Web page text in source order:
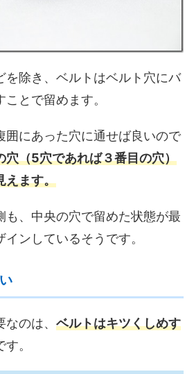
を除き、ベルトはベルト穴にバ
とで留めます。
囲にあった穴に通せば良いので
穴（5穴であれば３番目の穴）
えます。
も、中央の穴で留めた状態が最
ンしているそうです。
のは、 ベルトはキツくしめす
。